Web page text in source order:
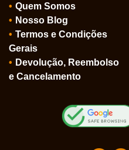
Quem Somos
Nosso Blog
Termos e Condições
Gerais
Devolução, Reembolso
e Cancelamento